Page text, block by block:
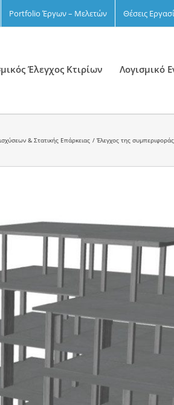
Portfolio Έργων – Μελετών Θέσεις
Έλεγχος Κτιρίων Λογισμικό
& Στατικής Επάρκειας Έλεγχος της